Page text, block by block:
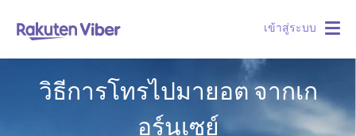
เข้าสู่ระบบ
วิธีการโทรไปมายอต จากเก
อร์นเซย์